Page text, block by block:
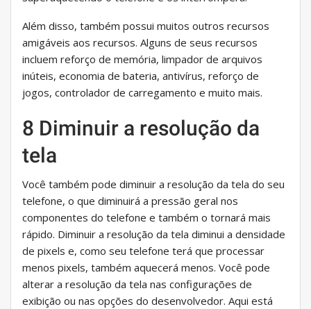
Além disso, também possui muitos outros recursos
amigáveis ​​aos recursos. Alguns de seus recursos
incluem reforço de memória, limpador de arquivos
inúteis, economia de bateria, antivírus, reforço de
jogos, controlador de carregamento e muito mais.
8 Diminuir a resolução da
tela
Você também pode diminuir a resolução da tela do seu
telefone, o que diminuirá a pressão geral nos
componentes do telefone e também o tornará mais
rápido. Diminuir a resolução da tela diminui a densidade
de pixels e, como seu telefone terá que processar
menos pixels, também aquecerá menos. Você pode
alterar a resolução da tela nas configurações de
exibição ou nas opções do desenvolvedor. Aqui está